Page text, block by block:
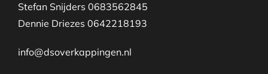
Stefan Snijders 0683562845
Dennie Driezes 0642218193
info@dsoverkappingen.nl